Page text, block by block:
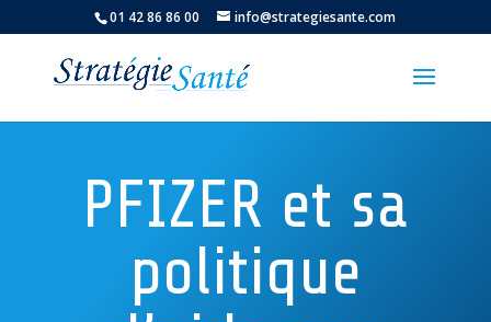
01 42 86 86 00 info@strategiesante.com
PFIZER et sa
politique